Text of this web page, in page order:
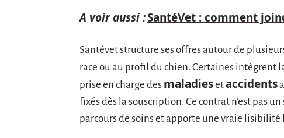
A voir aussi :SantéVet : comment
Santévet structure ses offres autour de
race ou au profil du chien. Certaines intègrent
prise en charge des maladiesetaccidents
fixés dès la souscription. Ce contrat n’est pas
parcours de soins et apporte une vraie lisibilité